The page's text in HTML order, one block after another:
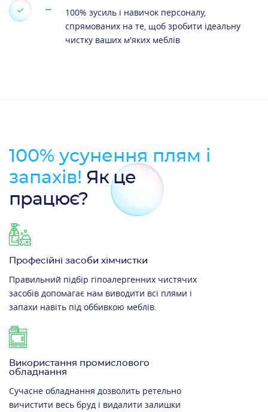
100% зусиль і навичок персоналу,
спрямованих на те, щоб зробити ідеальну
чистку ваших м'яких меблів
100% усунення плям і
запахів! Як це
працює?
Професійні засоби хімчистки
Правильний підбір гіпоалергенних чистячих
засобів допомагає нам виводити всі плями і
запахи навіть під оббивкою меблів.
Використання промислового
обладнання
Сучасне обладнання дозволить ретельно
вичистити весь бруд і видалити залишки